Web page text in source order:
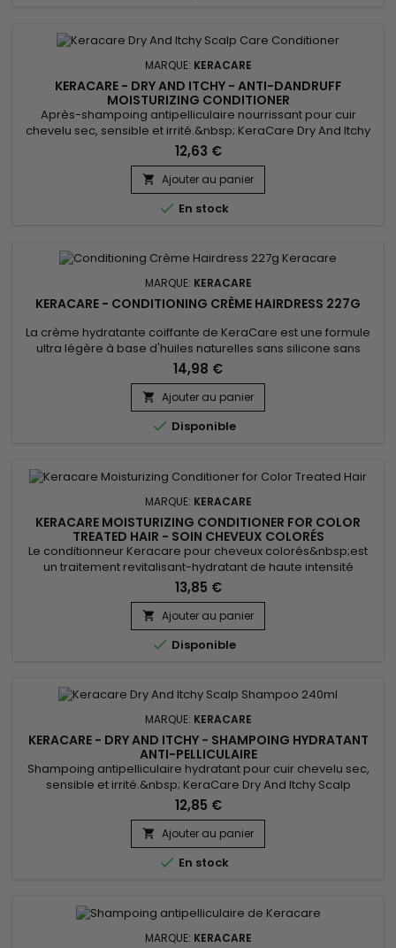
MARQUE: KERACARE
KERACARE - DRY AND ITCHY - ANTI-DANDRUFF
MOISTURIZING CONDITIONER
Après-shampoing antipelliculaire nourrissant pour cuir
chevelu sec, sensible et irrité.&nbsp; KeraCare Dry And Itchy
Anti-Dandruff Conditioner hydrate, facilite le démêlage,
renforce la structure des cheveux, atténue les
démangeaisons et les irritations du cuir chevelu.&nbsp;
L’après-shampoing nourrissant anti-pelliculaire de KeraCare
permet de lutter...
12,63 €
 Ajouter au panier
 En stock
MARQUE: KERACARE
KERACARE - CONDITIONING CRÈME HAIRDRESS 227G
La crème hydratante coiffante de KeraCare est une formule
ultra légère à base d'huiles naturelles sans silicone sans
parabène.&nbsp; Excellente pour cheveux frisés, crépus,
cette formule s’absorbe rapidement, revitalise les cheveux
ternes et secs, et ajoute de l'éclat. &nbsp;Légère et non
grasse, KeraCare Conditioning Crème Hairdress n'alourdit...
14,98 €
 Ajouter au panier
 Disponible
MARQUE: KERACARE
KERACARE MOISTURIZING CONDITIONER FOR COLOR
TREATED HAIR - SOIN CHEVEUX COLORÉS
Le conditionneur Keracare pour cheveux colorés&nbsp;est
un traitement revitalisant-hydratant de haute intensité
spécialement étudié pour améliorer et préserver le tonus
dans les cheveux colorés. &nbsp;Il laisse les cheveux
extrêmement doux et soyeux tout en les protégeant des
effets des rayons UV.
13,85 €
 Ajouter au panier
 Disponible
MARQUE: KERACARE
KERACARE - DRY AND ITCHY - SHAMPOING HYDRATANT
ANTI-PELLICULAIRE
Shampoing antipelliculaire hydratant pour cuir chevelu sec,
sensible et irrité.&nbsp; KeraCare Dry And Itchy Scalp
Shampoo nettoie en douceur, hydrate intensément et
démêle instantanément les cheveux tout en combattant de
manière efficace les démangeaisons, la desquamation du
cuir chevelu et régule la surproduction de sébum sans
laisser de film...
12,85 €
 Ajouter au panier
 En stock
MARQUE: KERACARE